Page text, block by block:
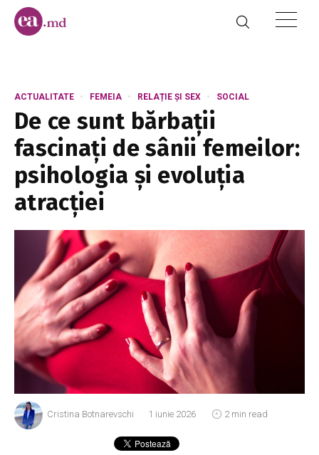
ACTUALITATE FEMEIA RELAȚIE ȘI SEX SOCIAL
De ce sunt bărbații
fascinați de sânii femeilor:
psihologia și evoluția
atracției
Cristina Botnarevschi 1 iunie 2026 2 min read